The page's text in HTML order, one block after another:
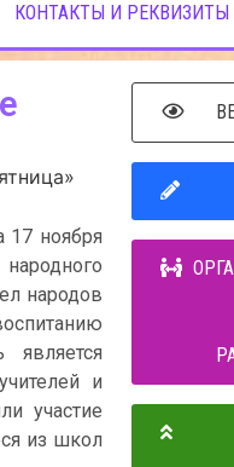
КОНТАКТЫ И РЕКВИЗИТЫ
17 ноября
народов
является
и
участие
из школ